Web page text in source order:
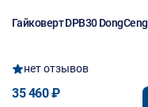
Гайковерт DPB30 DongCeng
нет отзывов
35 460 ₽